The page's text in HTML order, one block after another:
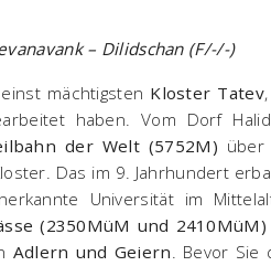
– Dilidschan (F/-/-)
mächtigsten Kloster Tatev
haben. Vom Dorf
der Welt (5752M) über
Das im 9. Jahrhundert
Universität im
(2350MüM und 2410MüM)
Adlern und Geiern. Bevor Sie